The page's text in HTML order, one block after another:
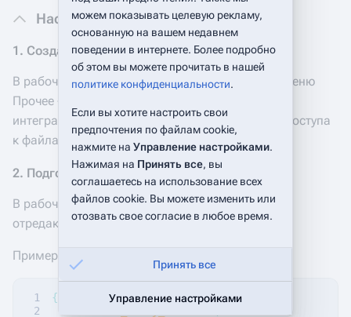
Настройка Slave-сервера
1. Создайте канал интеграции
В рабочем домене в приложении Настройка в меню
Прочее - Каналы интеграции создайте канал
интеграции c пользователем System и правом доступа
к файлам. Скопируйте локальный токен.
2. Подготовьте домен к синхронизации
В рабочем домене в меню Домен - Параметры
отредактируйте ключ survival_options.
Пример ключа:
{
можем показывать целевую рекламу,
основанную на вашем недавнем
поведении в интернете. Более подробно
об этом вы можете прочитать в нашей
политике конфиденциальности.
Если вы хотите настроить свои
предпочтения по файлам cookie,
нажмите на Управление настройками.
Нажимая на Принять все, вы
соглашаетесь на использование всех
файлов cookie. Вы можете изменить или
отозвать свое согласие в любое время.
Принять все
Управление настройками